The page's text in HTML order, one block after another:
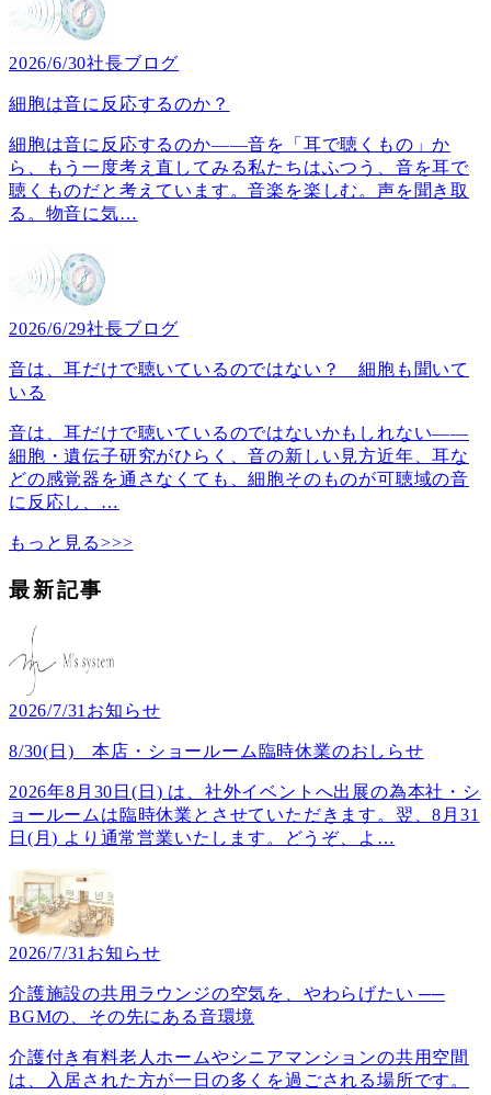
2026/6/30社長ブログ
細胞は音に反応するのか？
細胞は音に反応するのか――音を「耳で聴くもの」か
ら、もう一度考え直してみる私たちはふつう、音を耳で
聴くものだと考えています。音楽を楽しむ。声を聞き取
る。物音に気…
2026/6/29社長ブログ
音は、耳だけで聴いているのではない？ 細胞も聞いて
いる
音は、耳だけで聴いているのではないかもしれない――
細胞・遺伝子研究がひらく、音の新しい見方近年、耳な
どの感覚器を通さなくても、細胞そのものが可聴域の音
に反応し、 …
もっと見る>>>
最新記事
2026/7/31 お知らせ
8/30(日) 本店・ショールーム臨時休業のおしらせ
2026年8月30日(日) は、社外イベントへ出展の為本社・シ
ョールームは臨時休業とさせていただきます。翌、8月31
日(月) より通常営業いたします。どうぞ、よ …
2026/7/31 お知らせ
介護施設の共用ラウンジの空気を、やわらげたい ──
BGMの、その先にある音環境
介護付き有料老人ホームやシニアマンションの共用空間
は、入居された方が一日の多くを過ごされる場所です。